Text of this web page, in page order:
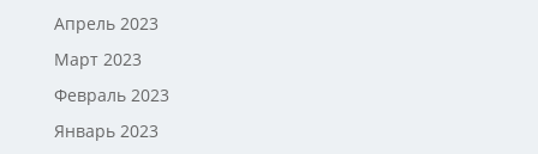
Апрель 2023
Март 2023
Февраль 2023
Январь 2023